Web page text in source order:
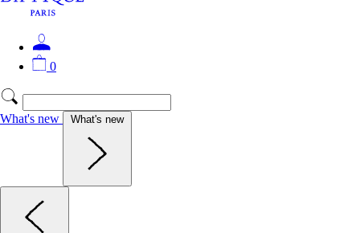
0
What's new What's new